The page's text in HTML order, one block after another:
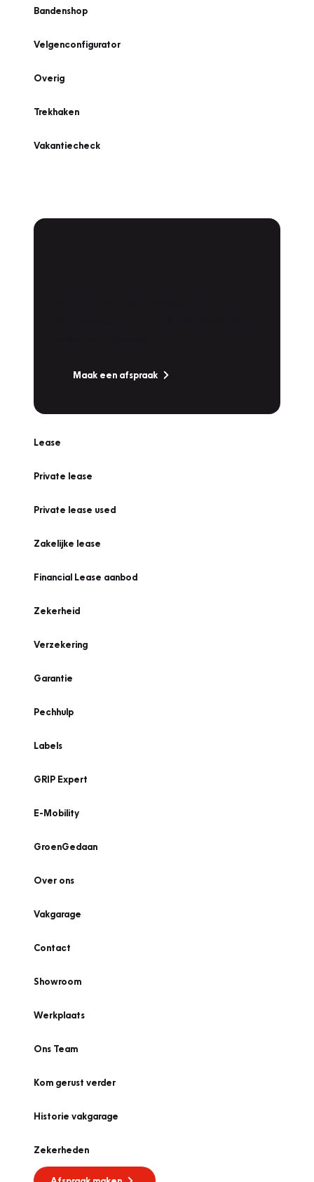
Bandenshop
Velgenconfigurator
Overig
Trekhaken
Vakantiecheck
Maak een afspraak
Lease
Private lease
Private lease used
Zakelijke lease
Financial Lease aanbod
Zekerheid
Verzekering
Garantie
Pechhulp
Labels
GRIP Expert
E-Mobility
GroenGedaan
Over ons
Vakgarage
Contact
Showroom
Werkplaats
Ons Team
Kom gerust verder
Historie vakgarage
Zekerheden